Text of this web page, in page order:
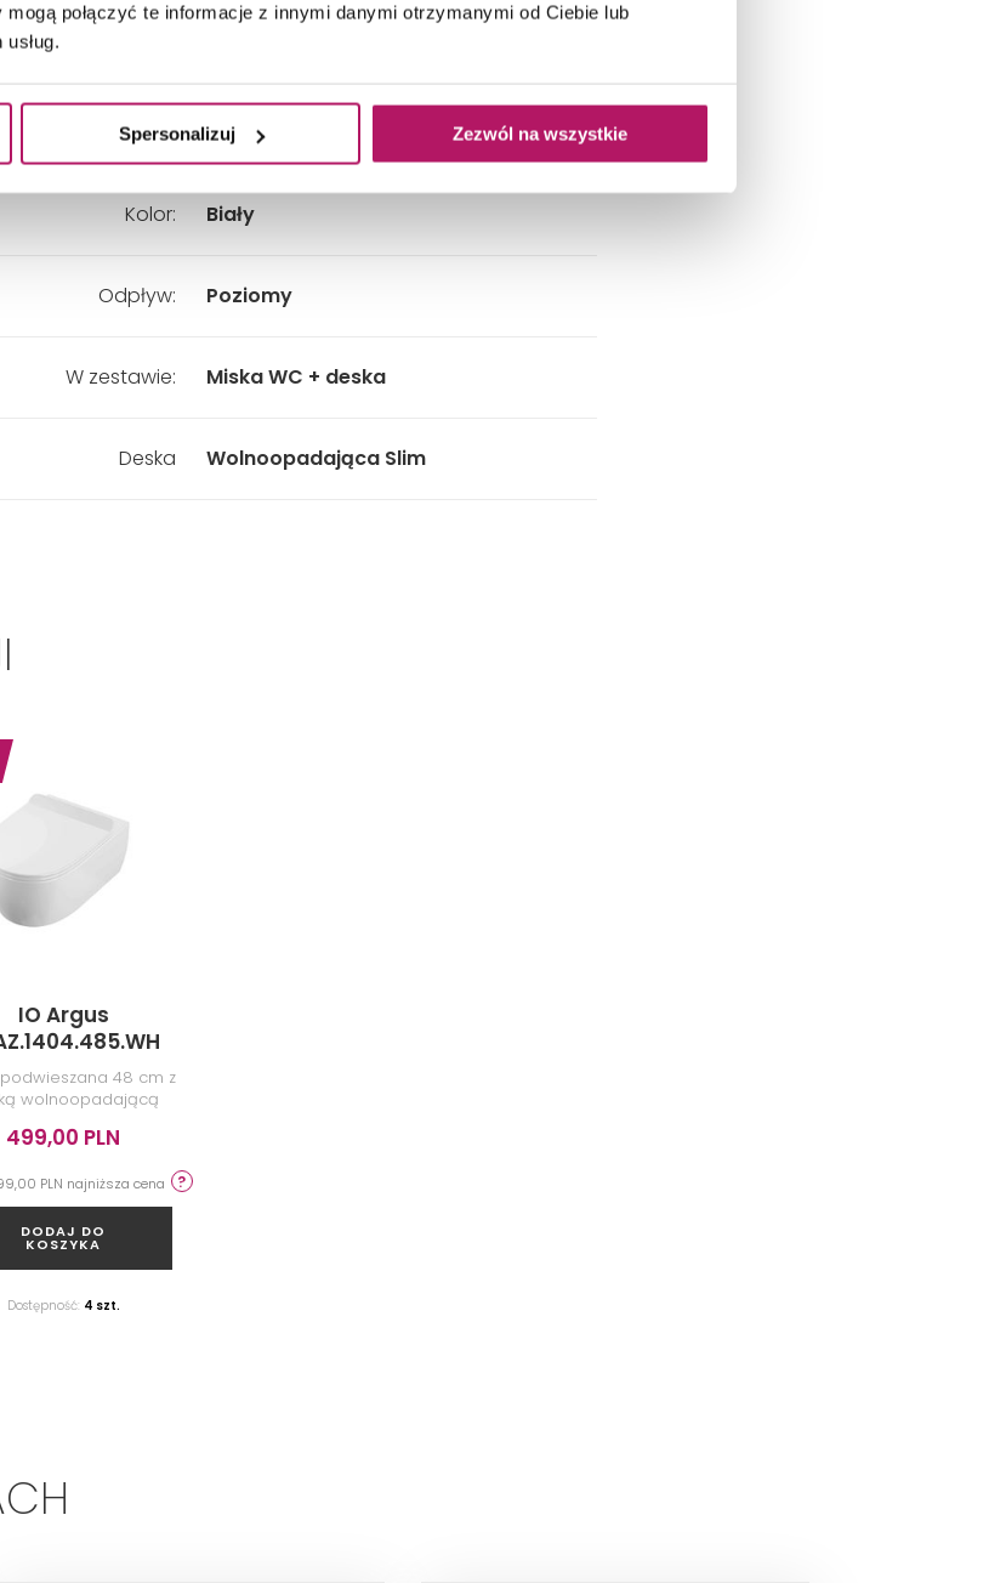
połączyć te informacje z innymi danymi otrzymanymi od Ciebie lub
Spersonalizuj Zezwól na wszystkie
Wysokość: 330 mm
Kolor: Biały
Odpływ: Poziomy
W zestawie: Miska WC + deska
Deska Wolnoopadająca Slim
IO Argus
48 cm z
wolnoopadającą
499,00 PLN
PLN najniższa cena
DODAJ DO
KOSZYKA
Dostępność: 4 szt.